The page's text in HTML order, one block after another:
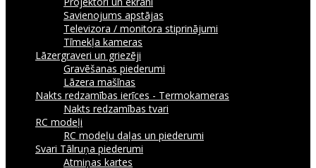
Savienojums apstājas
Televizora / monitora stiprinājumi
Tīmekļa kameras
Lāzergraveri un griezēji
Gravēšanas piederumi
Lāzera mašīnas
Nakts redzamības ierīces - Termokameras
Nakts redzamības tvari
RC modeļi
RC modeļu daļas un piederumi
Svari Tālruņa piederumi
Atmiņas kartes